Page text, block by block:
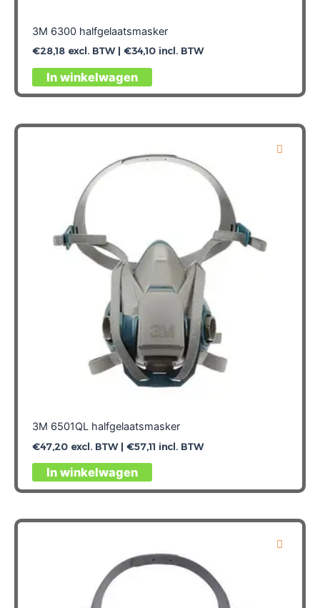
3M 6300 halfgelaatsmasker
€28,18excl. BTW | €34,10incl. BTW
In winkelwagen
3M 6501QL halfgelaatsmasker
€47,20excl. BTW | €57,11 incl. BTW
In winkelwagen